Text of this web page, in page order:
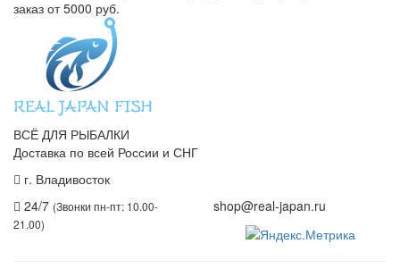
заказ от 5000 руб.
ВСЁ ДЛЯ РЫБАЛКИ
Доставка по всей России и СНГ
г. Владивосток
24/7 (Звонки пн-пт: 10.00-
21.00)
shop@real-japan.ru